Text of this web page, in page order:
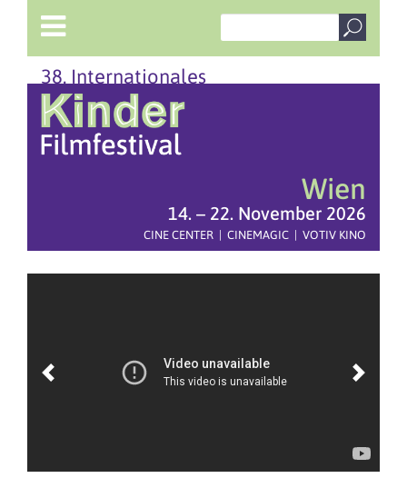
38. Internationales
Wien
14. – 22. November 2026
CINE CENTER | CINEMAGIC | VOTIV KINO
Previous Next